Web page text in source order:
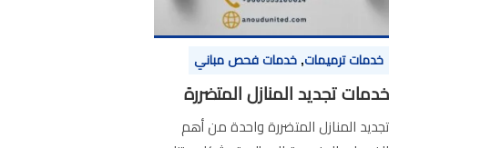
خدمات ترميمات, خدمات فحص مباني
خدمات تجديد المنازل المتضررة
تجديد المنازل المتضررة واحدة من أهم